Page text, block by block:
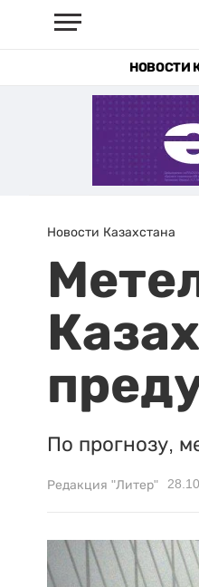
НОВОСТИ
Новости Казахстана
По прогнозу,
Редакция "Литер"